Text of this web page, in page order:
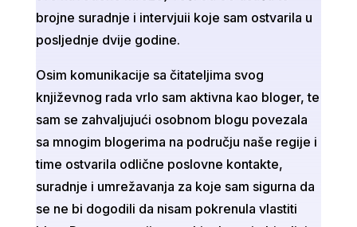
brojne suradnje i intervjuii koje sam ostvarila u
posljednje dvije godine.
Osim komunikacije sa čitateljima svog
književnog rada vrlo sam aktivna kao bloger, te
sam se zahvaljujući osobnom blogu povezala
sa mnogim blogerima na području naše regije i
time ostvarila odlične poslovne kontakte,
suradnje i umrežavanja za koje sam sigurna da
se ne bi dogodili da nisam pokrenula vlastiti